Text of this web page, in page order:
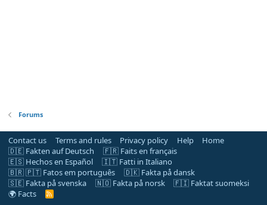
Forums
Contact us Terms and rules Privacy policy Help
Home
🇩🇪 Fakten auf Deutsch
🇫🇷 Faits en français
🇪🇸 Hechos en Español
🇮🇹 Fatti in Italiano
🇧🇷 🇵🇹 Fatos em português
🇩🇰 Fakta på dansk
🇸🇪 Fakta på svenska
🇳🇴 Fakta på norsk
🇫🇮 Faktat suomeksi
🌍 Facts
R